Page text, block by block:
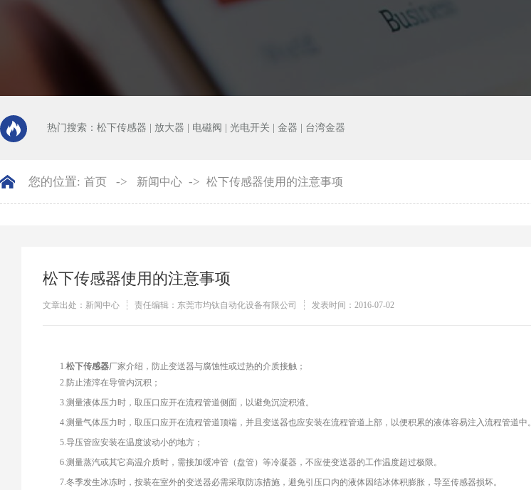
热门搜索： 松下传感器 放大器 电磁阀 光电开关 金器 台湾金器
您的位置: 首页 -> 新闻中心 -> 松下传感器使用的注意事项
松下传感器使用的注意事项
文章出处：新闻中心 责任编辑：东莞市均钛自动化设备有限公司 发表时间：2016-07-02
1.松下传感器厂家介绍，防止变送器与腐蚀性或过热的介质接触；
2.防止渣滓在导管内沉积；
3.测量液体压力时，取压口应开在流程管道侧面，以避免沉淀积渣。
4.测量气体压力时，取压口应开在流程管道顶端，并且变送器也应安装在流程管道上部，以便积累的液体容易注入流程管道中。
5.导压管应安装在温度波动小的地方；
6.测量蒸汽或其它高温介质时，需接加缓冲管（盘管）等冷凝器，不应使变送器的工作温度超过极限。
7.冬季发生冰冻时，按装在室外的变送器必需采取防冻措施，避免引压口内的液体因结冰体积膨胀，导至传感器损坏。